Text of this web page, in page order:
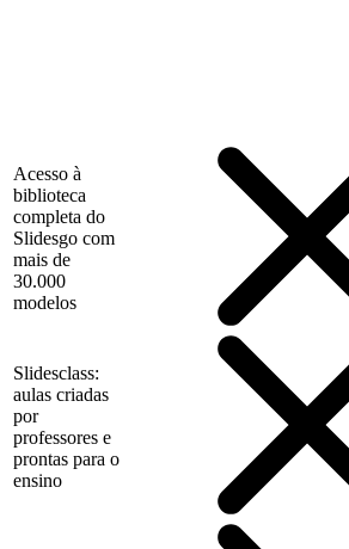
Acesso à
biblioteca
completa do
Slidesgo com
mais de
30.000
modelos
Slidesclass:
aulas criadas
por
professores e
prontas para o
ensino